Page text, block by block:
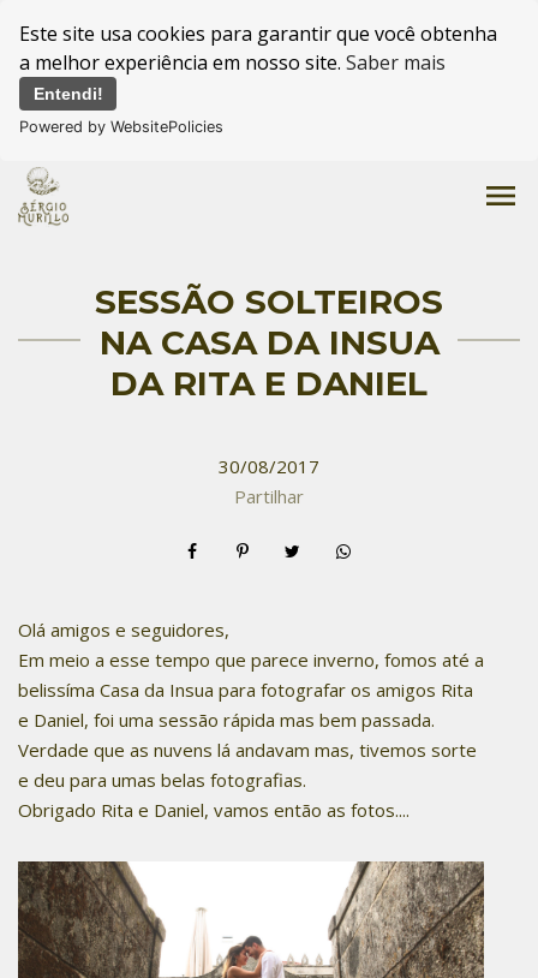
Este site usa cookies para garantir que você obtenha
a melhor experiência em nosso site. Saber mais
Entendi!
Powered by WebsitePolicies
menu
SESSÃO SOLTEIROS
NA CASA DA INSUA
DA RITA E DANIEL
30/08/2017
Partilhar
Olá amigos e seguidores,
Em meio a esse tempo que parece inverno, fomos até a
belissíma Casa da Insua para fotografar os amigos Rita
e Daniel, foi uma sessão rápida mas bem passada.
Verdade que as nuvens lá andavam mas, tivemos sorte
e deu para umas belas fotografias.
Obrigado Rita e Daniel, vamos então as fotos....